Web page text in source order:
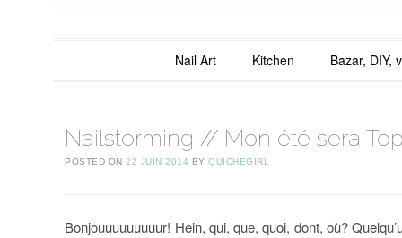
Nail Art Kitchen Bazar, DIY,
Nailstorming // Mon été sera
POSTED ON22 JUIN 2014 BYQUICHEGIRL
Bonjouuuuuuuuur! Hein, qui, que, quoi, dont, où?